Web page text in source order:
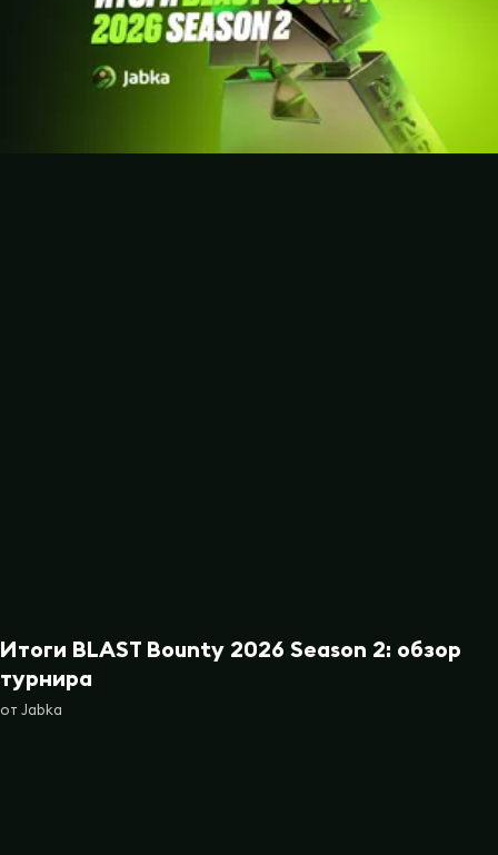
Итоги BLAST Bounty 2026 Season 2: обзор
турнира
от Jabka